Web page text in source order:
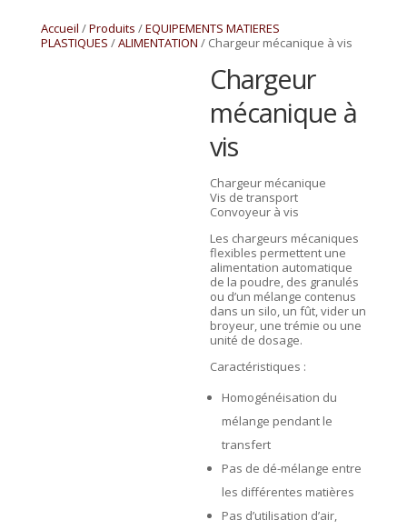
Accueil /Produits /EQUIPEMENTS MATIERES
PLASTIQUES /ALIMENTATION / Chargeur mécanique à vis
Chargeur
mécanique à
vis
Chargeur mécanique
Vis de transport
Convoyeur à vis
Les chargeurs mécaniques
flexibles permettent une
alimentation automatique
de la poudre, des granulés
ou d’un mélange contenus
dans un silo, un fût, vider un
broyeur, une trémie ou une
unité de dosage.
Caractéristiques :
Homogénéisation du
mélange pendant le
transfert
Pas de dé-mélange entre
les différentes matières
Pas d’utilisation d’air,